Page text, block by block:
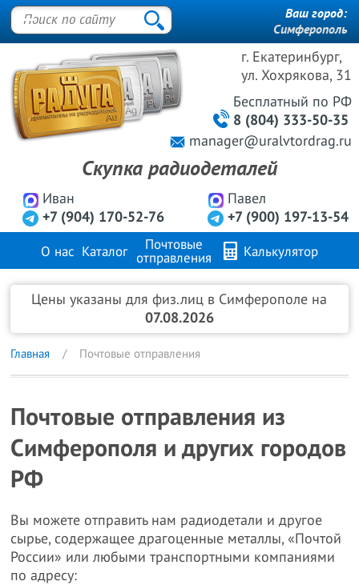
г. Екатеринбург,
ул. Хохрякова, 31
Иван
+7 (904) 170-52-76
Павел
+7 (900) 197-13-54
Бесплатный по РФ
8 (804) 333-50-35
manager@uralvtordrag.ru
Скупка радиодеталей
Ваш город:
Симферополь
О нас Каталог
Почтовые
отправления
Калькулятор
Продажа металлов FAQ Контакты
Цены указаны для физ.лиц в Симферополе на
07.08.2026
Главная Почтовые отправления
Почтовые отправления из
Симферополя и других городов
РФ
Вы можете отправить нам радиодетали и другое
сырье, содержащее драгоценные металлы, «Почтой
России» или любыми транспортными компаниями
по адресу: